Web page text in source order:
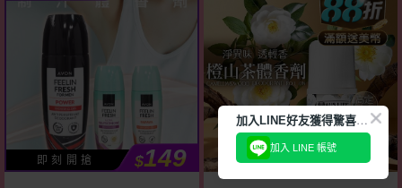
即 刻 開 搶 $149
加
入LINE好友獲得驚喜折扣!
加入 LINE 帳號